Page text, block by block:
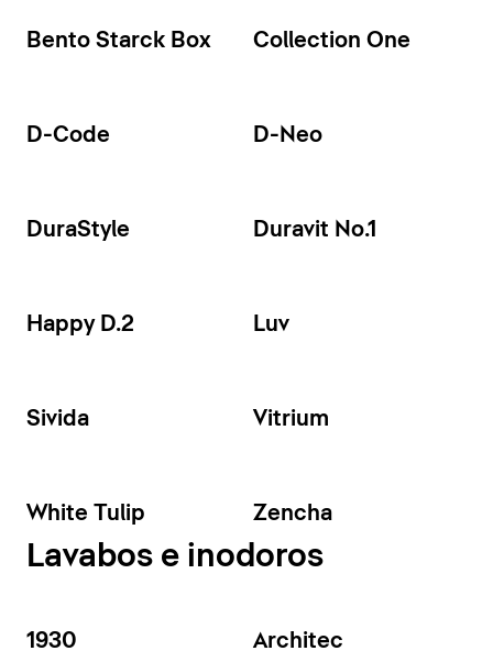
Bento Starck Box Collection One
D-Code D-Neo
DuraStyle Duravit No.1
Happy D.2 Luv
Sivida Vitrium
White Tulip Zencha
Lavabos e inodoros
1930 Architec